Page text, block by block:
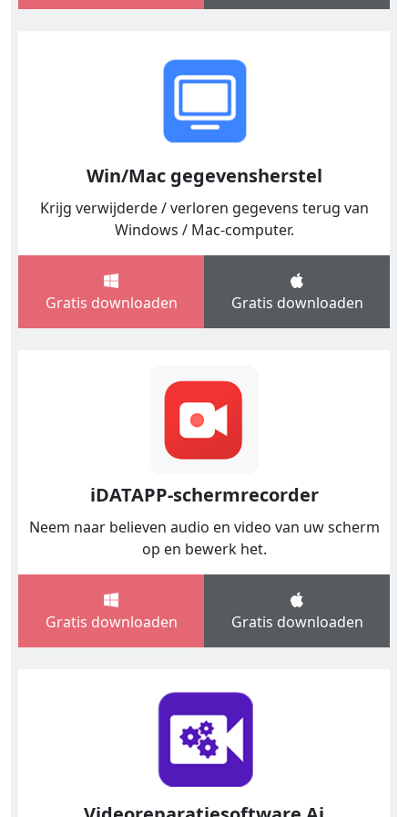
Win/Mac gegevensherstel
Krijg verwijderde / verloren gegevens terug van
Windows / Mac-computer.
Gratis downloaden Gratis downloaden
iDATAPP-schermrecorder
Neem naar believen audio en video van uw scherm
op en bewerk het.
Gratis downloaden Gratis downloaden